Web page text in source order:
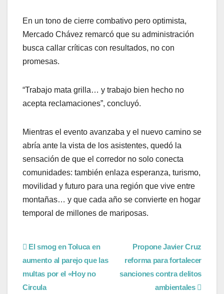
En un tono de cierre combativo pero optimista,
Mercado Chávez remarcó que su administración
busca callar críticas con resultados, no con
promesas.
“Trabajo mata grilla… y trabajo bien hecho no
acepta reclamaciones”, concluyó.
Mientras el evento avanzaba y el nuevo camino se
abría ante la vista de los asistentes, quedó la
sensación de que el corredor no solo conecta
comunidades: también enlaza esperanza, turismo,
movilidad y futuro para una región que vive entre
montañas… y que cada año se convierte en hogar
temporal de millones de mariposas.
Propone Javier Cruz
reforma para fortalecer
sanciones contra delitos
ambientales
El smog en Toluca en
aumento al parejo que las
multas por el «Hoy no
Circula